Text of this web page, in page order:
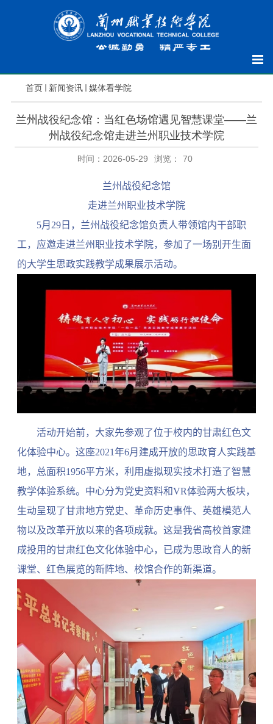
首页 新闻资讯 媒体看学院
兰州战役纪念馆：当红色场馆遇见智慧课堂——兰
州战役纪念馆走进兰州职业技术学院
时间：2026-05-29 浏览： 70
兰州战役纪念馆
走进兰州职业技术学院
5月 29 日，兰州战役纪念馆负责人带领馆内干部职
工，应邀走进兰州职业技术学院，参加了一场别开生面
的大学生思政实践教学成果展示活动。
活动开始前，大家先参观了位于校内的甘肃红色文
化体验中心。这座2021年6月建成开放的思政育人实践基
地，总面积1956平方米，利用虚拟现实技术打造了智慧
教学体验系统。中心分为党史资料和VR体验两大板块，
生动呈现了甘肃地方党史、革命历史事件、英雄模范人
物以及改革开放以来的各项成就。这是我省高校首家建
成投用的甘肃红色文化体验中心，已成为思政育人的新
课堂、红色展览的新阵地、校馆合作的新渠道。